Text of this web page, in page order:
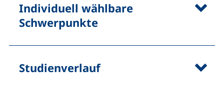
Individuell wählbare
Schwerpunkte
Studienverlauf